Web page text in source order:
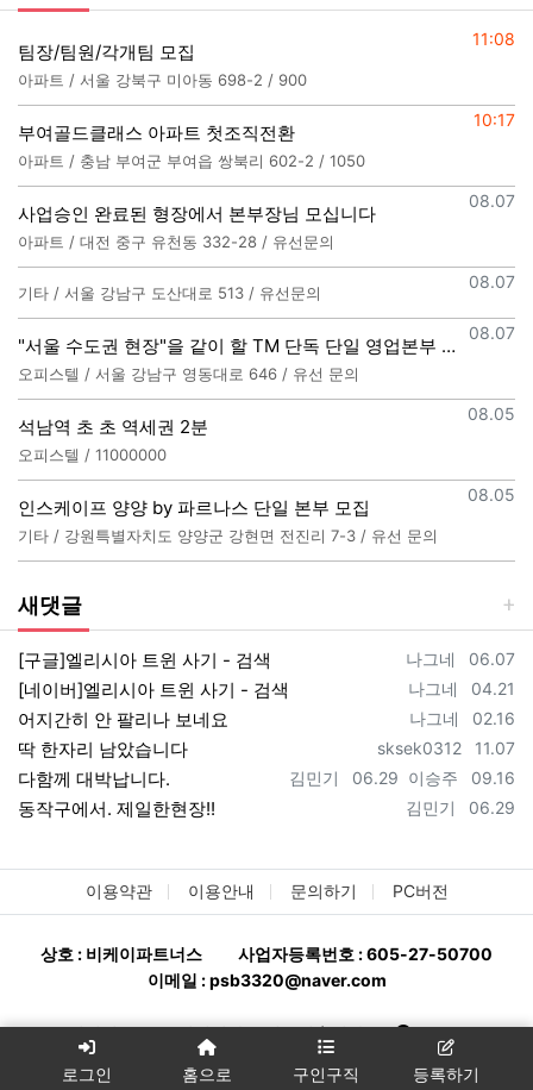
등록일
11:08
팀장/팀원/각개팀 모집
아파트 / 서울 강북구 미아동 698-2 / 900
등록일
10:17
부여골드클래스 아파트 첫조직전환
아파트 / 충남 부여군 부여읍 쌍북리 602-2 / 1050
등록일
08.07
사업승인 완료된 형장에서 본부장님 모십니다
아파트 / 대전 중구 유천동 332-28 / 유선문의
등록일
08.07
기타 / 서울 강남구 도산대로 513 / 유선문의
등록일
08.07
"서울 수도권 현장"을 같이 할 TM 단독 단일 영업본부 팀 선착순 모집
오피스텔 / 서울 강남구 영동대로 646 / 유선 문의
등록일
08.05
석남역 초 초 역세권 2분
오피스텔 / 11000000
등록일
08.05
인스케이프 양양 by 파르나스 단일 본부 모집
기타 / 강원특별자치도 양양군 강현면 전진리 7-3 / 유선 문의
새댓글
등록자
나그네 등록일
06.07
[구글]엘리시아 트윈 사기 - 검색
등록자
나그네 등록일
04.21
[네이버]엘리시아 트윈 사기 - 검색
등록자
나그네 등록일
02.16
어지간히 안 팔리나 보네요
등록자
sksek0312 등록일
11.07
딱 한자리 남았습니다
등록자
이승주 등록일
09.16
등록자
김민기 등록일
06.29
다함께 대박납니다.
등록자
김민기 등록일
06.29
동작구에서. 제일한현장!!
이용약관 이용안내 문의하기 PC버전
상호 : 비케이파트너스
사업자등록번호 : 605-27-50700
이메일 : psb3320@naver.com
분양완판114 - 분양상담사 구인구직ㅣ상가114
All rights
로그인 홈으로 구인구직 등록하기